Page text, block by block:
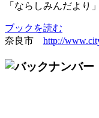
「ならしみんだより
ブックを読む
奈良市 http://